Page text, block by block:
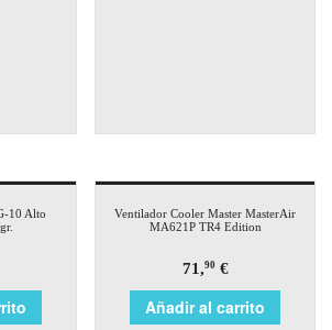
10 Alto
Ventilador Cooler Master MasterAir
MA621P TR4 Edition
71,90€
Añadir al carrito